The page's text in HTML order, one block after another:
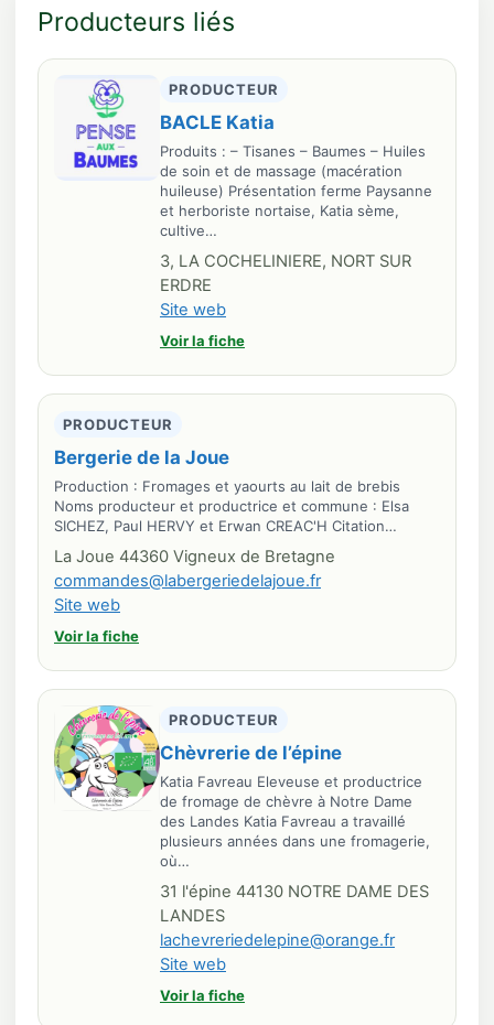
Producteurs liés
PRODUCTEUR
BACLE Katia
Produits : – Tisanes – Baumes – Huiles
de soin et de massage (macération
huileuse) Présentation ferme Paysanne
et herboriste nortaise, Katia sème,
cultive…
3, LA COCHELINIERE, NORT SUR
ERDRE
Site web
Voir la fiche
PRODUCTEUR
Bergerie de la Joue
Production : Fromages et yaourts au lait de brebis
Noms producteur et productrice et commune : Elsa
SICHEZ, Paul HERVY et Erwan CREAC'H Citation…
La Joue 44360 Vigneux de Bretagne
commandes@labergeriedelajoue.fr
Site web
Voir la fiche
PRODUCTEUR
Chèvrerie de l’épine
Katia Favreau Eleveuse et productrice
de fromage de chèvre à Notre Dame
des Landes Katia Favreau a travaillé
plusieurs années dans une fromagerie,
où…
31 l'épine 44130 NOTRE DAME DES
LANDES
lachevreriedelepine@orange.fr
Site web
Voir la fiche